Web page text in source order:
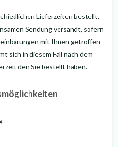
Lieferzeiten bestellt,
Sendung versandt, sofern
mit Ihnen getroffen
sich in diesem Fall nach dem
den Sie bestellt haben.